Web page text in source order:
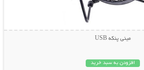
مینی پنکه USB
افزودن به سبد خرید